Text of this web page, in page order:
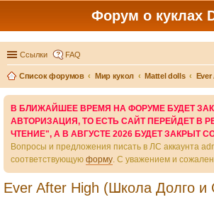
Форум о куклах
Ссылки FAQ
Список форумов Мир кукол Mattel dolls
В БЛИЖАЙШЕЕ ВРЕМЯ НА ФОРУМЕ БУДЕТ
АВТОРИЗАЦИЯ, ТО ЕСТЬ САЙТ ПЕРЕЙДЕТ В
ЧТЕНИЕ", А В АВГУСТЕ 2026 БУДЕТ ЗАКРЫТ
Вопросы и предложения писать в ЛС аккаунта
соответствующую форму. С уважением и
Ever After High (Школа Долго и